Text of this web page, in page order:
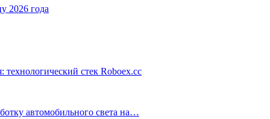
2026 года
технологический стек Roboex.cc
автомобильного света на…